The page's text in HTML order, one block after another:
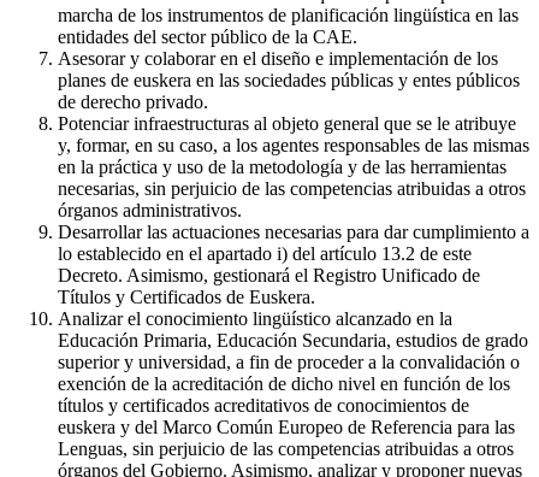
marcha de los instrumentos de planificación lingüística en las
entidades del sector público de la CAE.
Asesorar y colaborar en el diseño e implementación de los
planes de euskera en las sociedades públicas y entes públicos
de derecho privado.
Potenciar infraestructuras al objeto general que se le atribuye
y, formar, en su caso, a los agentes responsables de las mismas
en la práctica y uso de la metodología y de las herramientas
necesarias, sin perjuicio de las competencias atribuidas a otros
órganos administrativos.
Desarrollar las actuaciones necesarias para dar cumplimiento a
lo establecido en el apartado i) del artículo 13.2 de este
Decreto. Asimismo, gestionará el Registro Unificado de
Títulos y Certificados de Euskera.
Analizar el conocimiento lingüístico alcanzado en la
Educación Primaria, Educación Secundaria, estudios de grado
superior y universidad, a fin de proceder a la convalidación o
exención de la acreditación de dicho nivel en función de los
títulos y certificados acreditativos de conocimientos de
euskera y del Marco Común Europeo de Referencia para las
Lenguas, sin perjuicio de las competencias atribuidas a otros
órganos del Gobierno. Asimismo, analizar y proponer nuevas